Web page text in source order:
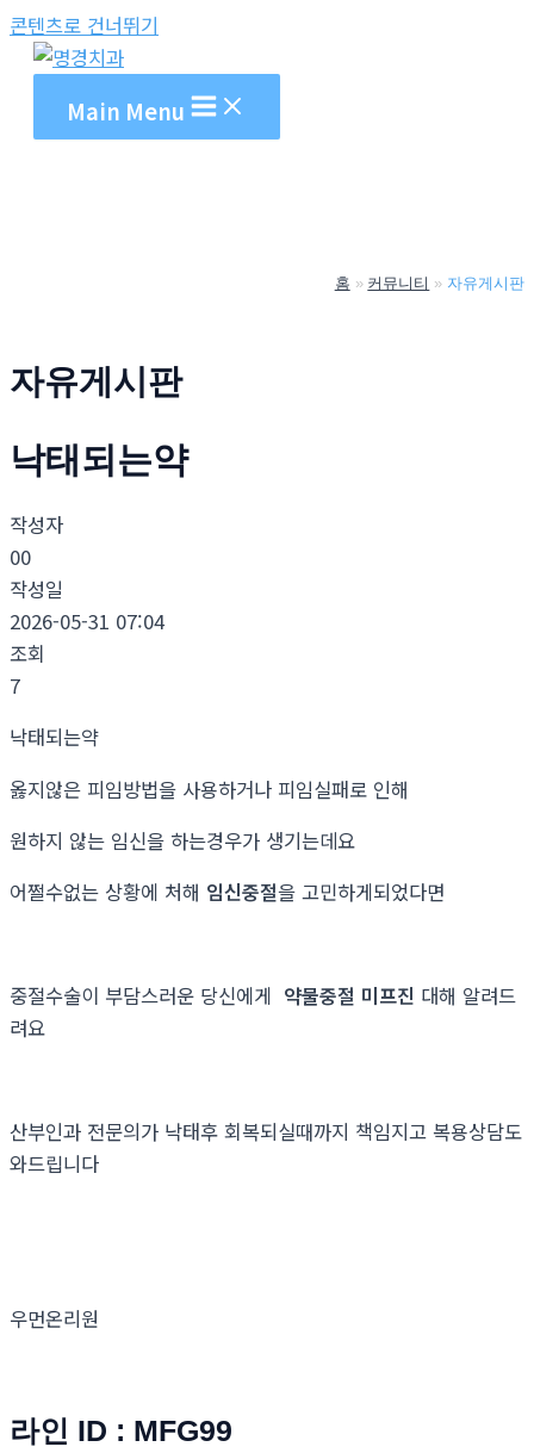
콘텐츠로 건너뛰기
Main Menu
홈 커뮤니티 자유게시판
자유게시판
낙­태되는약
작성자
00
작성일
2026-05-31 07:04
조회
7
낙­태되는약
옳지않은 피임방법을 사용하거나 피임실패로 인해
원하지 않는 임신을 하는경우가 생기는데요
어쩔수없는 상황에 처해 임신중절을 고민하게되었다면
중절수술이 부담스러운 당신에게 약물중절 미프진 대해 알려드
려요
산부인과 전문의가 낙태후 회복되실때까지 책임지고 복용상담도
와드립니다
우먼온리원
라인 ID : MFG99